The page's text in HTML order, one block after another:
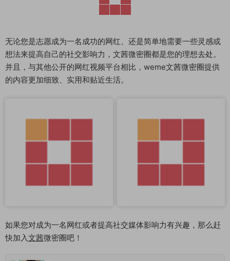
无论您是志愿成为一名成功的网红、还是简单地需要一些灵感或
想法来提高自己的社交影响力，文茜微密圈都是您的理想去处。
并且，与其他公开的网红视频平台相比，weme文茜微密圈提供
的内容更加细致、实用和贴近生活。
如果您对成为一名网红或者提高社交媒体影响力有兴趣，那么赶
快加入文茜微密圈吧！